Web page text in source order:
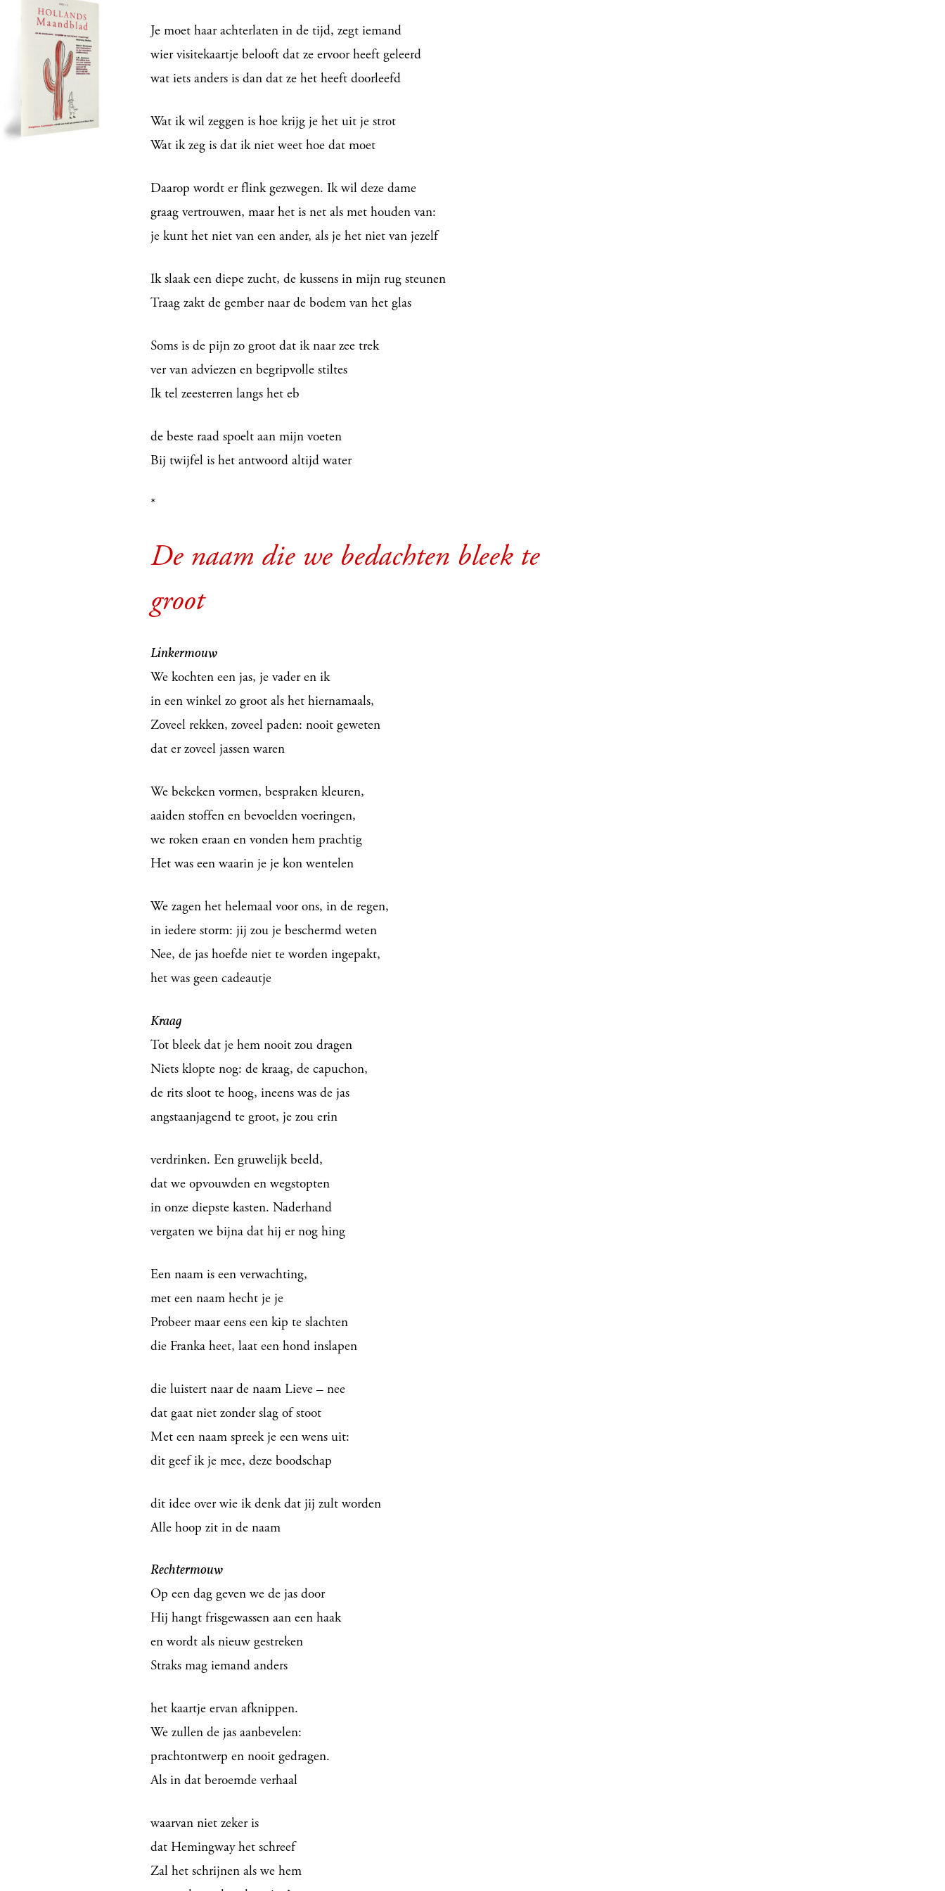
Je moet haar achterlaten in de tijd, zegt iemand
wier visitekaartje belooft dat ze ervoor heeft geleerd
wat iets anders is dan dat ze het heeft doorleefd
Wat ik wil zeggen is hoe krijg je het uit je strot
Wat ik zeg is dat ik niet weet hoe dat moet
Daarop wordt er flink gezwegen. Ik wil deze dame
graag vertrouwen, maar het is net als met houden van:
je kunt het niet van een ander, als je het niet van jezelf
Ik slaak een diepe zucht, de kussens in mijn rug steunen
Traag zakt de gember naar de bodem van het glas
Soms is de pijn zo groot dat ik naar zee trek
ver van adviezen en begripvolle stiltes
Ik tel zeesterren langs het eb
de beste raad spoelt aan mijn voeten
Bij twijfel is het antwoord altijd water
*
De naam die we bedachten bleek te
groot
Linkermouw
We kochten een jas, je vader en ik
in een winkel zo groot als het hiernamaals,
Zoveel rekken, zoveel paden: nooit geweten
dat er zoveel jassen waren
We bekeken vormen, bespraken kleuren,
aaiden stoffen en bevoelden voeringen,
we roken eraan en vonden hem prachtig
Het was een waarin je je kon wentelen
We zagen het helemaal voor ons, in de regen,
in iedere storm: jij zou je beschermd weten
Nee, de jas hoefde niet te worden ingepakt,
het was geen cadeautje
Kraag
Tot bleek dat je hem nooit zou dragen
Niets klopte nog: de kraag, de capuchon,
de rits sloot te hoog, ineens was de jas
angstaanjagend te groot, je zou erin
verdrinken. Een gruwelijk beeld,
dat we opvouwden en wegstopten
in onze diepste kasten. Naderhand
vergaten we bijna dat hij er nog hing
Een naam is een verwachting,
met een naam hecht je je
Probeer maar eens een kip te slachten
die Franka heet, laat een hond inslapen
die luistert naar de naam Lieve – nee
dat gaat niet zonder slag of stoot
Met een naam spreek je een wens uit:
dit geef ik je mee, deze boodschap
dit idee over wie ik denk dat jij zult worden
Alle hoop zit in de naam
Rechtermouw
Op een dag geven we de jas door
Hij hangt frisgewassen aan een haak
en wordt als nieuw gestreken
Straks mag iemand anders
het kaartje ervan afknippen.
We zullen de jas aanbevelen:
prachtontwerp en nooit gedragen.
Als in dat beroemde verhaal
waarvan niet zeker is
dat Hemingway het schreef
Zal het schrijnen als we hem